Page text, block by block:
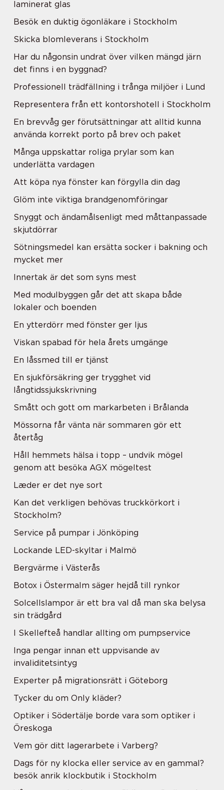
laminerat glas
Besök en duktig ögonläkare i Stockholm
Skicka blomleverans i Stockholm
Har du någonsin undrat över vilken mängd järn
det finns i en byggnad?
Professionell trädfällning i trånga miljöer i Lund
Representera från ett kontorshotell i Stockholm
En brevvåg ger förutsättningar att alltid kunna
använda korrekt porto på brev och paket
Många uppskattar roliga prylar som kan
underlätta vardagen
Att köpa nya fönster kan förgylla din dag
Glöm inte viktiga brandgenomföringar
Snyggt och ändamålsenligt med måttanpassade
skjutdörrar
Sötningsmedel kan ersätta socker i bakning och
mycket mer
Innertak är det som syns mest
Med modulbyggen går det att skapa både
lokaler och boenden
En ytterdörr med fönster ger ljus
Viskan spabad för hela årets umgänge
En låssmed till er tjänst
En sjukförsäkring ger trygghet vid
långtidssjukskrivning
Smått och gott om markarbeten i Brålanda
Mössorna får vänta när sommaren gör ett
återtåg
Håll hemmets hälsa i topp – undvik mögel
genom att besöka AGX mögeltest
Læder er det nye sort
Kan det verkligen behövas truckkörkort i
Stockholm?
Service på pumpar i Jönköping
Lockande LED-skyltar i Malmö
Bergvärme i Västerås
Botox i Östermalm säger hejdå till rynkor
Solcellslampor är ett bra val då man ska belysa
sin trädgård
I Skellefteå handlar allting om pumpservice
Inga pengar innan ett uppvisande av
invaliditetsintyg
Experter på migrationsrätt i Göteborg
Tycker du om Only kläder?
Optiker i Södertälje borde vara som optiker i
Öreskoga
Vem gör ditt lagerarbete i Varberg?
Dags för ny klocka eller service av en gammal?
besök anrik klockbutik i Stockholm